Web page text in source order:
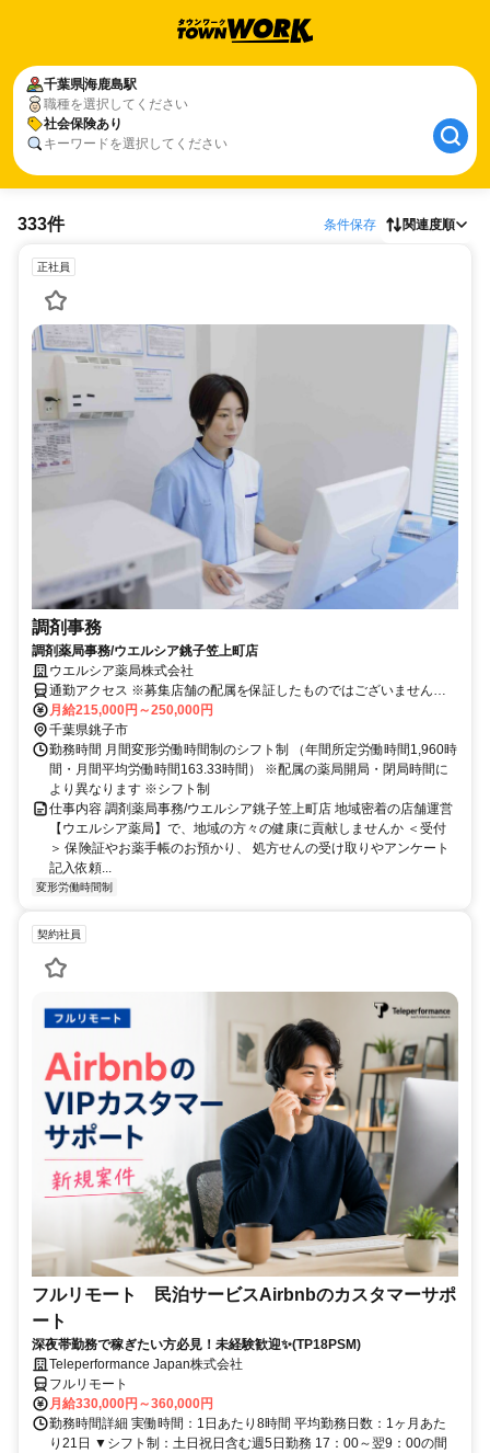
千葉県海鹿島駅
職種を選択してください
社会保険あり
キーワードを選択してください
333件 条件保存 関連度順
正社員
調剤事務
調剤薬局事務/ウエルシア銚子笠上町店
ウエルシア薬局株式会社
通勤アクセス ※募集店舗の配属を保証したものではございませんの
で予めご了承ください ※配属店舗は上記店舗以外の可能性がござい
ます ※勤務店舗の指定は出来かねます。 勤務区分を下記の３つから
選択 ＜エリア職＞ 原則として転居を伴う異動はございません。 自宅
から50km圏内、通勤片道90分圏内での配属店舗となります。 ＜リー
ジョナル職＞ 異動の範囲は本拠地とその隣接県または直線距離で概
ね100km以内 ※社宅制度・赴任手当制度あり ＜ナショナル職＞ 全国
の店舗への異動あり ※社宅制度・赴任手当制度あり
月給215,000円～250,000円
千葉県銚子市
勤務時間 月間変形労働時間制のシフト制 （年間所定労働時間1,960時
間・月間平均労働時間163.33時間） ※配属の薬局開局・閉局時間に
より異なります ※シフト制
仕事内容 調剤薬局事務/ウエルシア銚子笠上町店 地域密着の店舗運営
【ウエルシア薬局】で、地域の方々の健康に貢献しませんか ＜受付
＞ 保険証やお薬手帳のお預かり、 処方せんの受け取りやアンケート
記入依頼...
変形労働時間制
契約社員
フルリモート 民泊サービスAirbnbのカスタマーサポ
ート
深夜帯勤務で稼ぎたい方必見！未経験歓迎✨(TP18PSM)
Teleperformance Japan株式会社
フルリモート
月給330,000円～360,000円
勤務時間詳細 実働時間：1日あたり8時間 平均勤務日数：1ヶ月あた
り21日 ▼シフト制：土日祝日含む週5日勤務 17：00～翌9：00の間